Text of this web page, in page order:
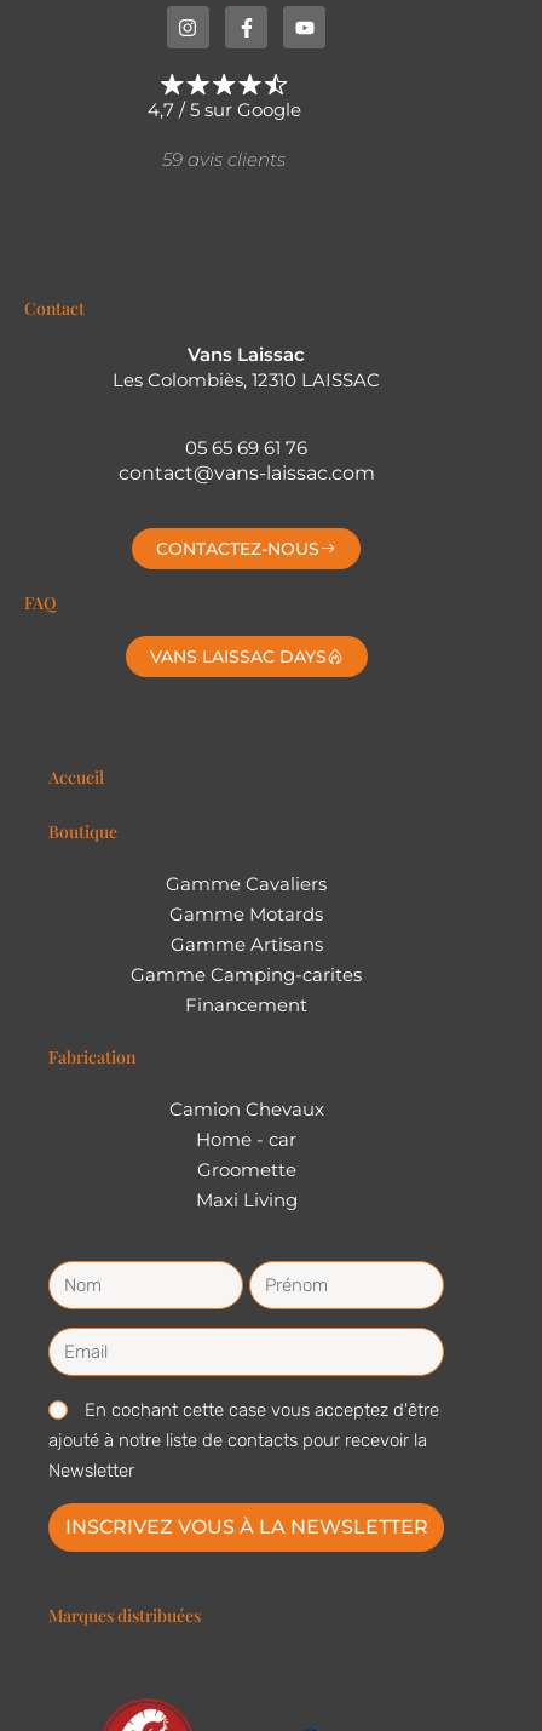
4,7 / 5 sur Google
59 avis clients
Contact
Vans Laissac
Les Colombiès, 12310 LAISSAC
05 65 69 61 76
contact@vans-laissac.com
CONTACTEZ-NOUS
FAQ
VANS LAISSAC DAYS
Accueil
Boutique
Gamme Cavaliers
Gamme Motards
Gamme Artisans
Gamme Camping-carites
Financement
Fabrication
Camion Chevaux
Home - car
Groomette
Maxi Living
En cochant cette case vous acceptez d'être
ajouté à notre liste de contacts pour recevoir la
Newsletter
INSCRIVEZ VOUS À LA NEWSLETTER
Marques distribuées